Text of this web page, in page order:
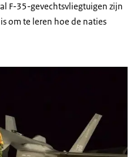
F-35-gevechtsvliegtuigen zijn
om te leren hoe de naties
hesjes lopen in de buurt van